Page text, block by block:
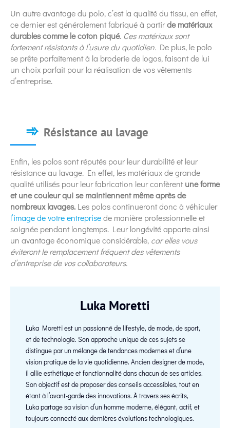
Un autre avantage du polo, c’est la qualité du tissu, en effet,
ce dernier est généralement fabriqué à partirde matériaux
durables comme le coton piqué. Ces matériaux sont
fortement résistants à l’usure du quotidien. De plus, le polo
se prête parfaitement à la broderie de logos, faisant de lui
un choix parfait pour la réalisation de vos vêtements
d’entreprise.
Résistance au lavage
Enfin, les polos sont réputés pour leur durabilité et leur
résistance au lavage. En effet, les matériaux de grande
qualité utilisés pour leur fabrication leur confèrentune forme
et une couleur qui se maintiennent même après de
nombreux lavages. Les polos continueront donc à véhiculer
l’image de votre entreprisede manière professionnelle et
soignée pendant longtemps. Leur longévité apporte ainsi
un avantage économique considérable, car elles vous
éviteront le remplacement fréquent des vêtements
d’entreprise de vos collaborateurs.
Luka Moretti
Luka Moretti est un passionné de lifestyle, de mode, de sport,
et de technologie. Son approche unique de ces sujets se
distingue par un mélange de tendances modernes et d’une
vision pratique de la vie quotidienne. Ancien designer de mode,
il allie esthétique et fonctionnalité dans chacun de ses articles.
Son objectif est de proposer des conseils accessibles, tout en
étant à l’avant-garde des innovations. À travers ses écrits,
Luka partage sa vision d’un homme moderne, élégant, actif, et
toujours connecté aux dernières évolutions technologiques.